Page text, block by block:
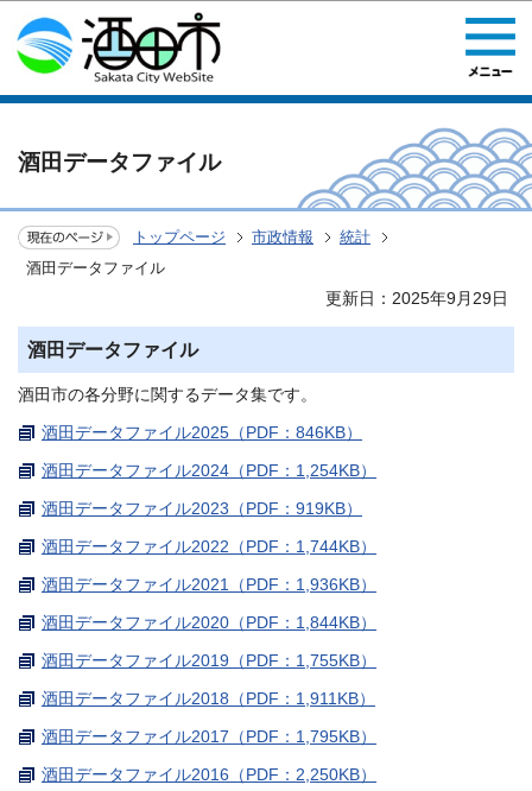
このページの本文へ移動
酒田データファイル
トップページ 市政情報
統計
酒田データファイル
更新日：2025年9月29日
酒田データファイル
酒田市の各分野に関するデータ集です。
酒田データファイル2025（PDF：846KB）
酒田データファイル2024（PDF：1,254KB）
酒田データファイル2023（PDF：919KB）
酒田データファイル2022（PDF：1,744KB）
酒田データファイル2021（PDF：1,936KB）
酒田データファイル2020（PDF：1,844KB）
酒田データファイル2019（PDF：1,755KB）
酒田データファイル2018（PDF：1,911KB）
酒田データファイル2017（PDF：1,795KB）
酒田データファイル2016（PDF：2,250KB）